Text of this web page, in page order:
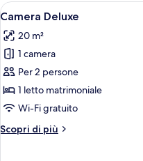
Apri
tutte
le
foto
per
Camera
Deluxe
5
Camera Deluxe
20 m²
1 camera
Per 2 persone
1 letto matrimoniale
Wi-Fi gratuito
Scopri di più
Altri